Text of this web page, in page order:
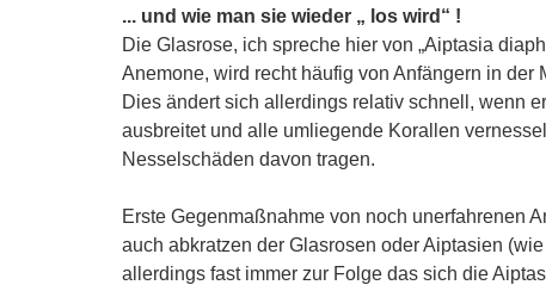
... und wie man sie wieder „ los wird“ !
Die Glasrose, ich spreche hier von „Aiptasia
Anemone, wird recht häufig von Anfängern in der
Dies ändert sich allerdings relativ schnell, wenn
ausbreitet und alle umliegende Korallen
Nesselschäden davon tragen.
Erste Gegenmaßnahme von noch unerfahrenen
auch abkratzen der Glasrosen oder Aiptasien
allerdings fast immer zur Folge das sich die